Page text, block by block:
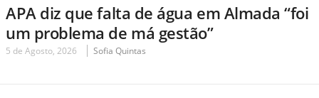
APA diz que falta de água em Almada “foi
um problema de má gestão”
5 de Agosto, 2026 Sofia Quintas